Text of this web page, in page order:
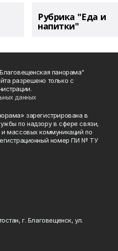
Рубрика "Еда и
напитки"
панорама"
разрешено только с
данных
зарегистрирована в
по надзору в сфере связи,
массовых коммуникаций по
номер ПИ № ТУ
г. Благовещенск, ул.